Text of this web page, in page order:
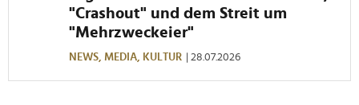
"Crashout" und dem Streit um
"Mehrzweckeier"
NEWS, MEDIA, KULTUR | 28.07.2026